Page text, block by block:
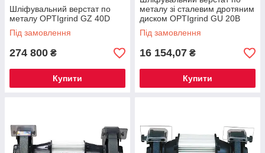
Шліфувальний верстат по
металу OPTIgrind GZ 40D
Під замовлення
274 800 ₴
Купити
металу зі сталевим дротяним
диском OPTIgrind GU 20B
(380 В)
Під замовлення
16 154,07 ₴
Купити